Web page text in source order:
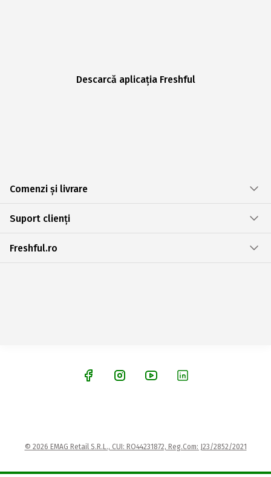
Descarcă aplicația Freshful
Comenzi și livrare
Suport clienți
Freshful.ro
© 2026 EMAG Retail S.R.L., CUI: RO44231872, Reg.Com: J23/2852/2021